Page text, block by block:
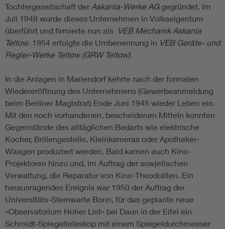
Tochtergesellschaft der Askania-Werke AGgegründet. Im
Juli 1948 wurde dieses Unternehmen in Volkseigentum
überführt und firmierte nun als VEB Mechanik Askania
Teltow. 1954 erfolgte die Umbenennung in VEB Geräte- und
Regler-Werke Teltow (GRW Teltow).
In die Anlagen in Mariendorf kehrte nach der formalen
Wiedereröffnung des Unternehmens (Gewerbeanmeldung
beim Berliner Magistrat) Ende Juni 1945 wieder Leben ein.
Mit den noch vorhandenen, bescheidenen Mitteln konnten
Gegenstände des alltäglichen Bedarfs wie elektrische
Kocher, Brillengestelle, Kleinkameras oder Apotheker-
Waagen produziert werden. Bald kamen auch Kino-
Projektoren hinzu und, im Auftrag der sowjetischen
Verwaltung, die Reparatur von Kino-Theodoliten. Ein
herausragendes Ereignis war 1950 der Auftrag der
Universitäts-Sternwarte Bonn, für das geplante neue
»Observatorium Hoher List« bei Daun in der Eifel ein
Schmidt-Spiegelteleskop mit einem Spiegeldurchmesser